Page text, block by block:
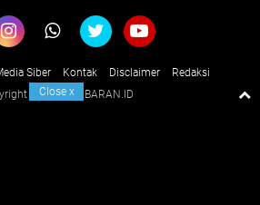
Siber Kontak Disclaimer
Redaksi
©2026 KABARAN.ID
Close x